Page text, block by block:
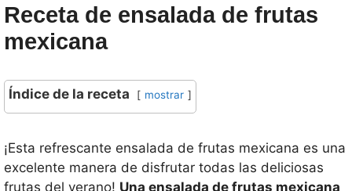
Receta de ensalada de frutas
mexicana
Índice de la receta mostrar
¡Esta refrescante ensalada de frutas mexicana es una
excelente manera de disfrutar todas las deliciosas
frutas del verano! Una ensalada de frutas mexicana